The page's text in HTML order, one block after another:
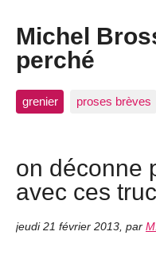
Michel
perché
grenier proses brèves
on déconne
avec ces
jeudi 21 février 2013, par